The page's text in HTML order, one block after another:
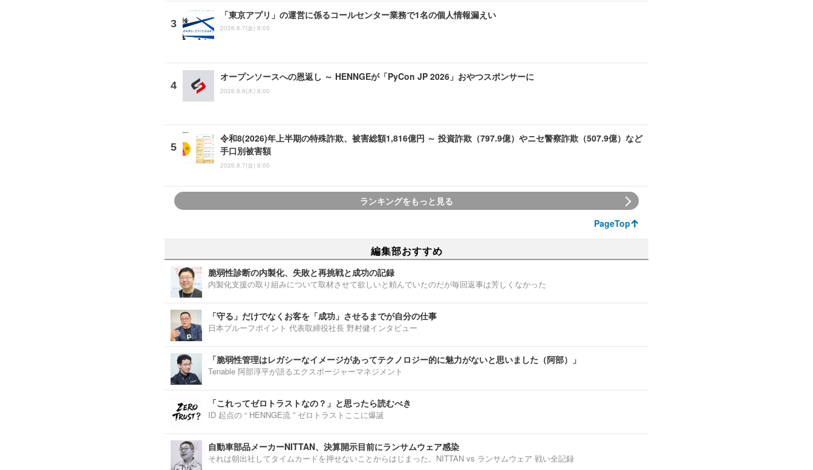
「東京アプリ」の運営に係るコールセンター業務で1名の個人情報漏えい
2026.8.7(金) 8:05
オープンソースへの恩返し ～ HENNGEが「PyCon JP 2026」おやつスポンサーに
2026.8.6(木) 8:00
令和8(2026)年上半期の特殊詐欺、被害総額1,816億円 ～ 投資詐欺（797.9億）やニセ警察詐欺（507.9億）など
手口別被害額
2026.8.7(金) 8:00
ランキングをもっと見る
PageTop
編集部おすすめ
脆弱性診断の内製化、失敗と再挑戦と成功の記録
内製化支援の取り組みについて取材させて欲しいと頼んでいたのだが毎回返事は芳しくなかった
「守る」だけでなくお客を「成功」させるまでが自分の仕事
日本プルーフポイント 代表取締役社長 野村健インタビュー
「脆弱性管理はレガシーなイメージがあってテクノロジー的に魅力がないと思いました（阿部）」
Tenable 阿部淳平が語るエクスポージャーマネジメント
「これってゼロトラストなの？」と思ったら読むべき
ID 起点の “ HENNGE流 ” ゼロトラストここに爆誕
自動車部品メーカーNITTAN、決算開示目前にランサムウェア感染
それは朝出社してタイムカードを押せないことからはじまった。NITTAN vs ランサムウェア 戦い全記録